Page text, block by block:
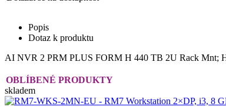
Popis
Dotaz k produktu
AI NVR 2 PRM PLUS FORM H 440 TB 2U Rack Mnt;
OBLÍBENÉ PRODUKTY
skladem